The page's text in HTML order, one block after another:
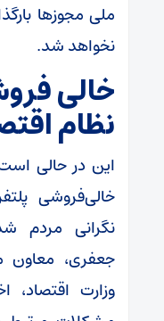
ملی مجوزها
نخواهد شد.
خالی
نظام
این در حالی
خالی‌فروشی
نگرانی مردم
جعفری، معاون
وزارت اقتصاد،